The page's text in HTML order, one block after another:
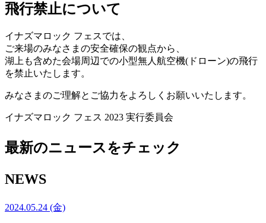
飛行禁止について
イナズマロック フェスでは、
ご来場のみなさまの安全確保の観点から、
湖上も含めた会場周辺での小型無人航空機(ドローン)の飛行
を禁止いたします。
みなさまのご理解とご協力をよろしくお願いいたします。
イナズマロック フェス 2023 実行委員会
最新のニュースをチェック
NEWS
2024.05.24 (金)